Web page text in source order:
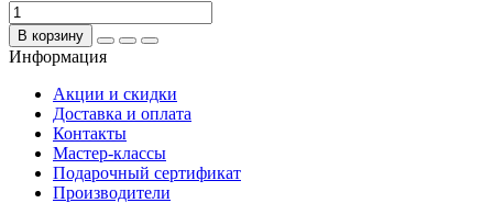
В корзину
Информация
Акции и скидки
Доставка и оплата
Контакты
Мастер-классы
Подарочный сертификат
Производители